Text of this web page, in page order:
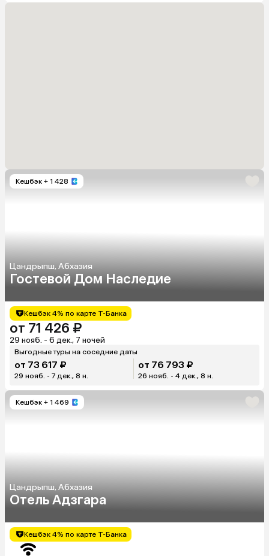
Кешбэк + 1 428
Цандрыпш, Абхазия
Гостевой Дом Наследие
Кешбэк 4% по карте Т-Банка
от 71 426 ₽
29 нояб. - 6 дек., 7 ночей
Выгодные туры на соседние даты
от 73 617 ₽
29 нояб. - 7 дек., 8 н.
от 76 793 ₽
26 нояб. - 4 дек., 8 н.
Кешбэк + 1 469
Цандрыпш, Абхазия
Отель Адзгара
Кешбэк 4% по карте Т-Банка